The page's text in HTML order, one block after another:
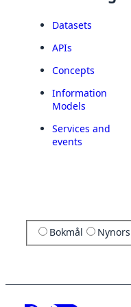
Datasets
APIs
Concepts
Information
Models
Services and
events
Bokmål